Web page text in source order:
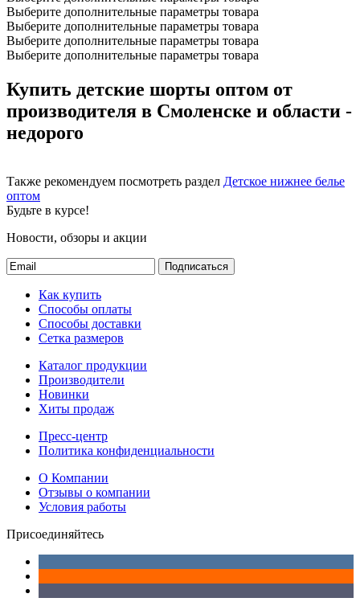
Выберите дополнительные параметры товара
Выберите дополнительные параметры товара
Выберите дополнительные параметры товара
Выберите дополнительные параметры товара
Купить детские шорты оптом от
производителя в Смоленске и области -
недорого
Также рекомендуем посмотреть раздел Детское нижнее белье
оптом
Будьте в курсе!
Новости, обзоры и акции
Подписаться
Как купить
Способы оплаты
Способы доставки
Сетка размеров
Каталог продукции
Производители
Новинки
Хиты продаж
Пресс-центр
Политика конфиденциальности
О Компании
Отзывы о компании
Условия работы
Присоединяйтесь